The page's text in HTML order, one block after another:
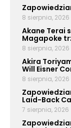
8 sierpnia, 2026
Akane Terai
Magapoke
8 sierpnia, 2026
Akira
Will Eisner
8 sierpnia, 2026
Laid-Back
7 sierpnia, 2026